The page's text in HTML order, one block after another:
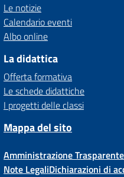
Le notizie
Calendario eventi
Albo online
La didattica
Offerta formativa
Le schede didattiche
I progetti delle classi
Mappa del sito
Amministrazione Trasparente
Note LegaliDichiarazioni di